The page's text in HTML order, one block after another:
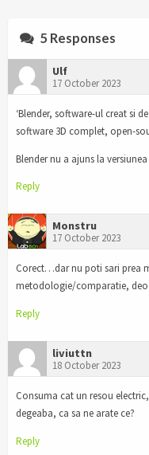
5 Responses
Ulf
17 October 2023
‘Blender, software-ul creat si
software 3D complet, open-
Blender nu a ajuns la versiunea
Reply
Monstru
17 October 2023
Corect…dar nu poti sari prea
metodologie/comparatie,
Reply
liviuttn
18 October 2023
Consuma cat un resou
degeaba, ca sa ne arate ce?
Reply